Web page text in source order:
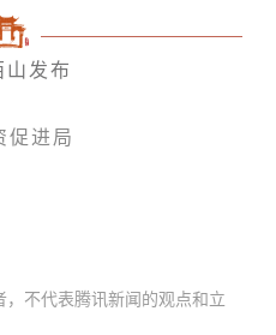
山发布
促进局
不代表腾讯新闻的观点和立